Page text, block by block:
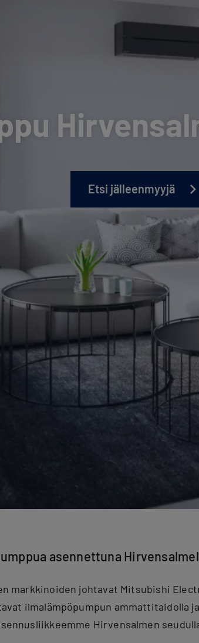
Etsi jälleenmyyjä
asennettuna
markkinoiden johtavat Mitsubishi
ilmalämpöpumpun ammattitaidolla
Hirvensalmen